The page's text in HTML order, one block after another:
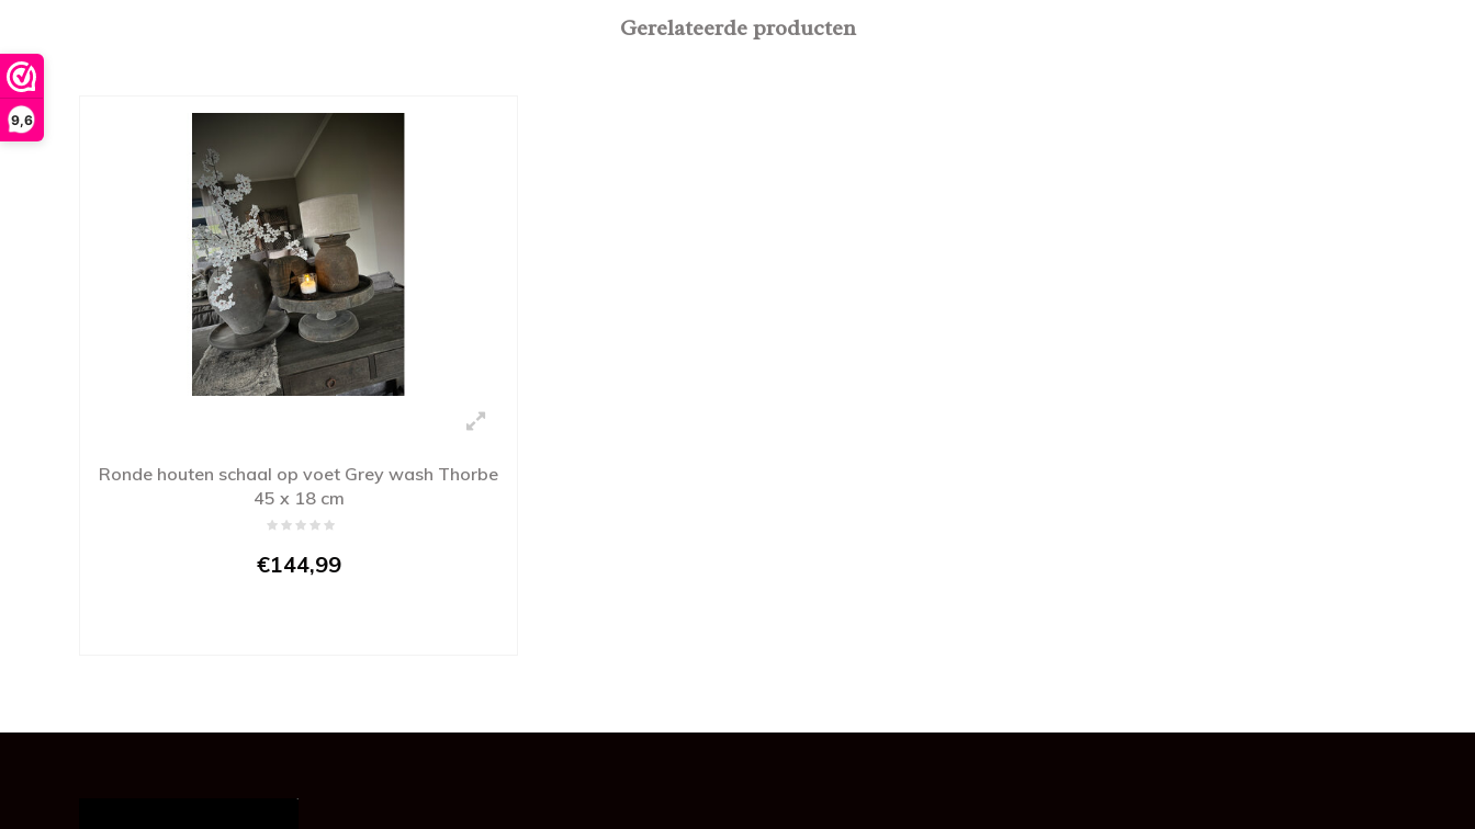
9,6
Gerelateerde producten
Ronde houten schaal op voet Grey wash Thorbe
45 x 18 cm
€144,99